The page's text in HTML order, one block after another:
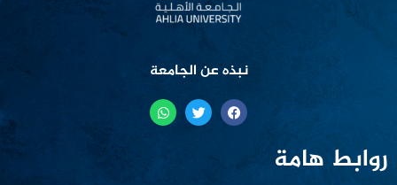
نبذه عن الجامعة
روابط هامة